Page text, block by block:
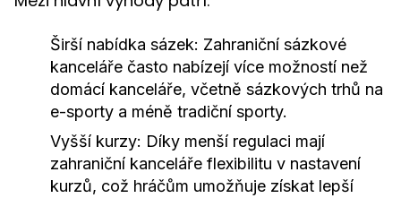
Širší nabídka sázek: Zahraniční sázkové
kanceláře často nabízejí více možností než
domácí kanceláře, včetně sázkových trhů na
e-sporty a méně tradiční sporty.
Vyšší kurzy: Díky menší regulaci mají
zahraniční kanceláře flexibilitu v nastavení
kurzů, což hráčům umožňuje získat lepší